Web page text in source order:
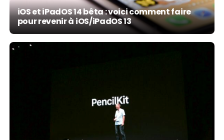
iOS et iPadOS 14 bêta : voici comment faire
pour revenir à iOS/iPadOS 13